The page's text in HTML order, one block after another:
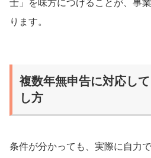
士」を味方につけることが、事
ります。
複数年無申告に対応し
し方
条件が分かっても、実際に自力